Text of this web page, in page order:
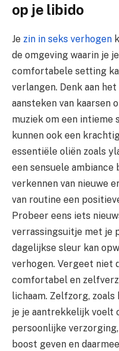
op je libido
Je zin in seks verhogen
de omgeving waarin je
comfortabele setting
verlangen. Denk aan
aansteken van kaarsen
muziek om een intieme
kunnen ook een
essentiële oliën zoals
een sensuele ambiance
verkennen van nieuwe
van routine een
Probeer eens iets
verrassingsuitje met je
dagelijkse sleur kan
verhogen. Vergeet niet
comfortabel en
lichaam. Zelfzorg,
je je aantrekkelijk voelt
persoonlijke
boost geven en